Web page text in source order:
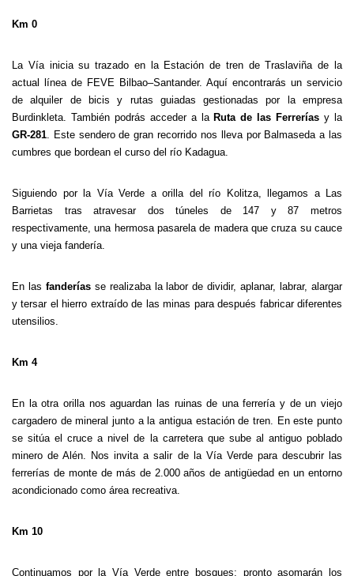
Km 0
La Vía inicia su trazado en la Estación de tren de Traslaviña de la
actual línea de FEVE Bilbao–Santander. Aquí encontrarás un servicio
de alquiler de bicis y rutas guiadas gestionadas por la empresa
Burdinkleta. También podrás acceder a la Ruta de las Ferrerías y la
GR-281. Este sendero de gran recorrido nos lleva por Balmaseda a las
cumbres que bordean el curso del río Kadagua.
Siguiendo por la Vía Verde a orilla del río Kolitza, llegamos a Las
Barrietas tras atravesar dos túneles de 147 y 87 metros
respectivamente, una hermosa pasarela de madera que cruza su cauce
y una vieja fandería.
En las fanderíasse realizaba la labor de dividir, aplanar, labrar, alargar
y tersar el hierro extraído de las minas para después fabricar diferentes
utensilios.
Km 4
En la otra orilla nos aguardan las ruinas de una ferrería y de un viejo
cargadero de mineral junto a la antigua estación de tren. En este punto
se sitúa el cruce a nivel de la carretera que sube al antiguo poblado
minero de Alén. Nos invita a salir de la Vía Verde para descubrir las
ferrerías de monte de más de 2.000 años de antigüedad en un entorno
acondicionado como área recreativa.
Km 10
Continuamos por la Vía Verde entre bosques; pronto asomarán los